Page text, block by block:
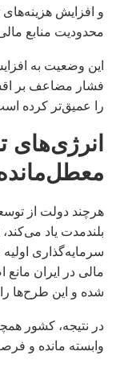
و افزایش
محدودیت منابع
این وضعیت به
فشار مضاعف بر
را عمیق‌تر کرده
انرژی‌های
هرچند دولت از
بلندمدت یاد می‌کند،
سرمایه‌گذاری
مالی در ایران
شده و این طرح‌ها
در نتیجه، کشور
وابسته مانده و